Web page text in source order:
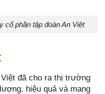
cổ phần tập đoàn An Việt
đã cho ra thị trường
hiệu quả và mang